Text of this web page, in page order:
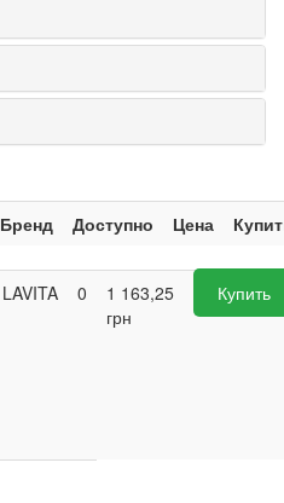
Бренд Доступно Цена
LAVITA 0
1 163,25
грн
Купить